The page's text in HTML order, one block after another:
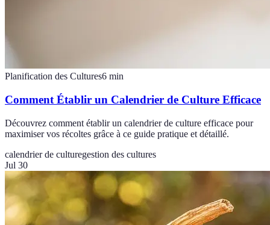
Planification des Cultures6 min
Comment Établir un Calendrier de Culture Efficace
Découvrez comment établir un calendrier de culture efficace pour
maximiser vos récoltes grâce à ce guide pratique et détaillé.
calendrier de culturegestion des cultures
Jul 30